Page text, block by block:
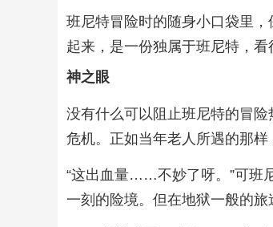
班尼特冒险时的随身小口袋里
起来，是一份独属于班尼特，
神之眼
没有什么可以阻止班尼特的冒
危机。正如当年老人所遇的那样
“这出血量……不妙了呀。”可班
一刻的险境。但在地狱一般的旅